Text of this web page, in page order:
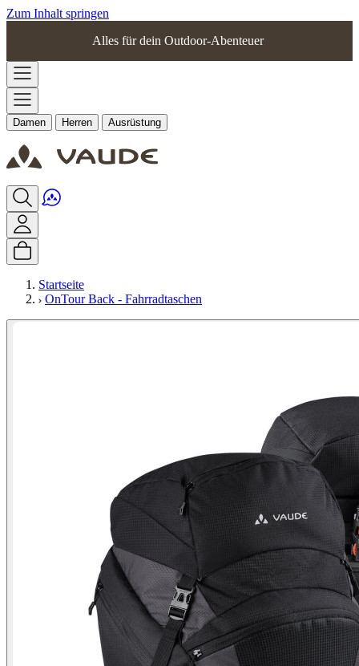
Zum Inhalt springen
Alles für dein Outdoor-Abenteuer
Damen Herren Ausrüstung
Startseite
OnTour Back - Fahrradtaschen